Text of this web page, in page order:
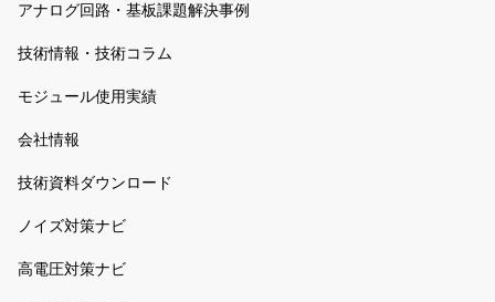
アナログ回路・基板課題解決事例
技術情報・技術コラム
モジュール使用実績
会社情報
技術資料ダウンロード
ノイズ対策ナビ
高電圧対策ナビ